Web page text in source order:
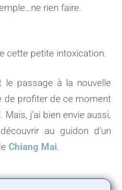
rien faire.
cette petite intoxication.
le passage à la nouvelle
de profiter de ce moment
Mais, j’ai bien envie aussi,
au guidon d’un
Chiang Mai.